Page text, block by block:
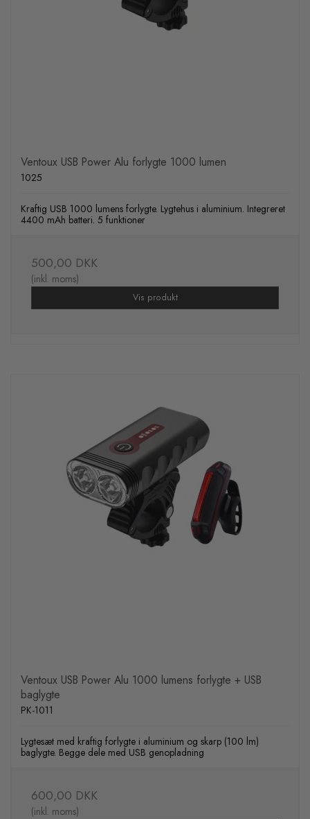
Ventoux USB Power Alu forlygte 1000 lumen
1025
Kraftig USB 1000 lumens forlygte. Lygtehus i aluminium. Integreret
4400 mAh batteri. 5 funktioner
500,00 DKK
(inkl. moms)
Vis produkt
Ventoux USB Power Alu 1000 lumens forlygte + USB
baglygte
PK-1011
Lygtesæt med kraftig forlygte i aluminium og skarp (100 lm)
baglygte. Begge dele med USB genopladning
600,00 DKK
(inkl. moms)